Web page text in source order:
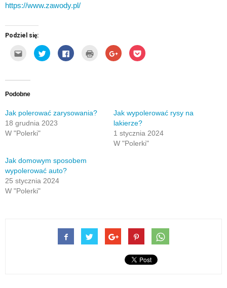
https://www.zawody.pl/
Podziel się:
Kliknij,
wysłać
znajomego
e-
w
nowym
oknie)
Udostępnij
na
Twitterze(Otwiera
Click
to
Kliknij
wydrukować(Otwiera
Click
to
share
Click
to
Podobne
Jak polerować zarysowania?
18 grudnia 2023
W "Polerki"
Jak wypolerować rysy na
lakierze?
1 stycznia 2024
W "Polerki"
Jak domowym sposobem
wypolerować auto?
25 stycznia 2024
W "Polerki"